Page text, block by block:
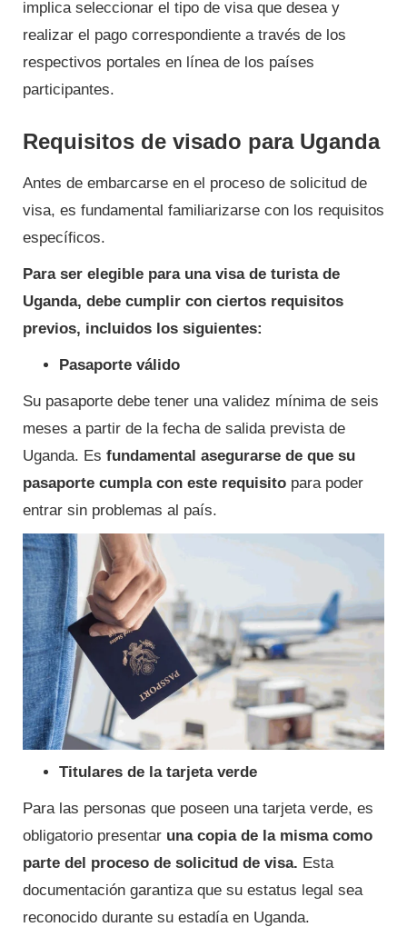
implica seleccionar el tipo de visa que desea y
realizar el pago correspondiente a través de los
respectivos portales en línea de los países
participantes.
Requisitos de visado para Uganda
Antes de embarcarse en el proceso de solicitud de
visa, es fundamental familiarizarse con los requisitos
específicos.
Para ser elegible para una visa de turista de
Uganda, debe cumplir con ciertos requisitos
previos, incluidos los siguientes:
Pasaporte válido
Su pasaporte debe tener una validez mínima de seis
meses a partir de la fecha de salida prevista de
Uganda. Es fundamental asegurarse de que su
pasaporte cumpla con este requisito para poder
entrar sin problemas al país.
Titulares de la tarjeta verde
Para las personas que poseen una tarjeta verde, es
obligatorio presentar una copia de la misma como
parte del proceso de solicitud de visa. Esta
documentación garantiza que su estatus legal sea
reconocido durante su estadía en Uganda.